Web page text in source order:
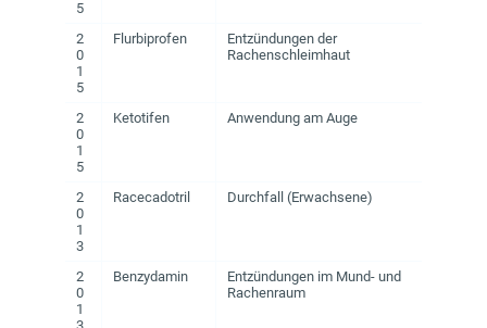
5
2
0
1
5
Flurbiprofen
Entzündungen der
Rachenschleimhaut
2
0
1
5
Ketotifen Anwendung am Auge
2
0
1
3
Racecadotril Durchfall (Erwachsene)
2
0
1
Benzydamin
Entzündungen im Mund- und
Rachenraum